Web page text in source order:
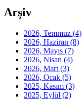
Arşiv
2026, Temmuz (4)
2026, Haziran (8)
2026, Mayıs (7)
2026, Nisan (4)
2026, Mart (3)
2026, Ocak (5)
2025, Kasım (3)
2025, Eylül (2)